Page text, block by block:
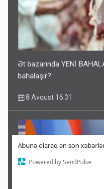
Abunə olaraq ən son
Powered by SendPulse
Ət bazarında YENİ
bahalaşır?
8 Avqust 16:31